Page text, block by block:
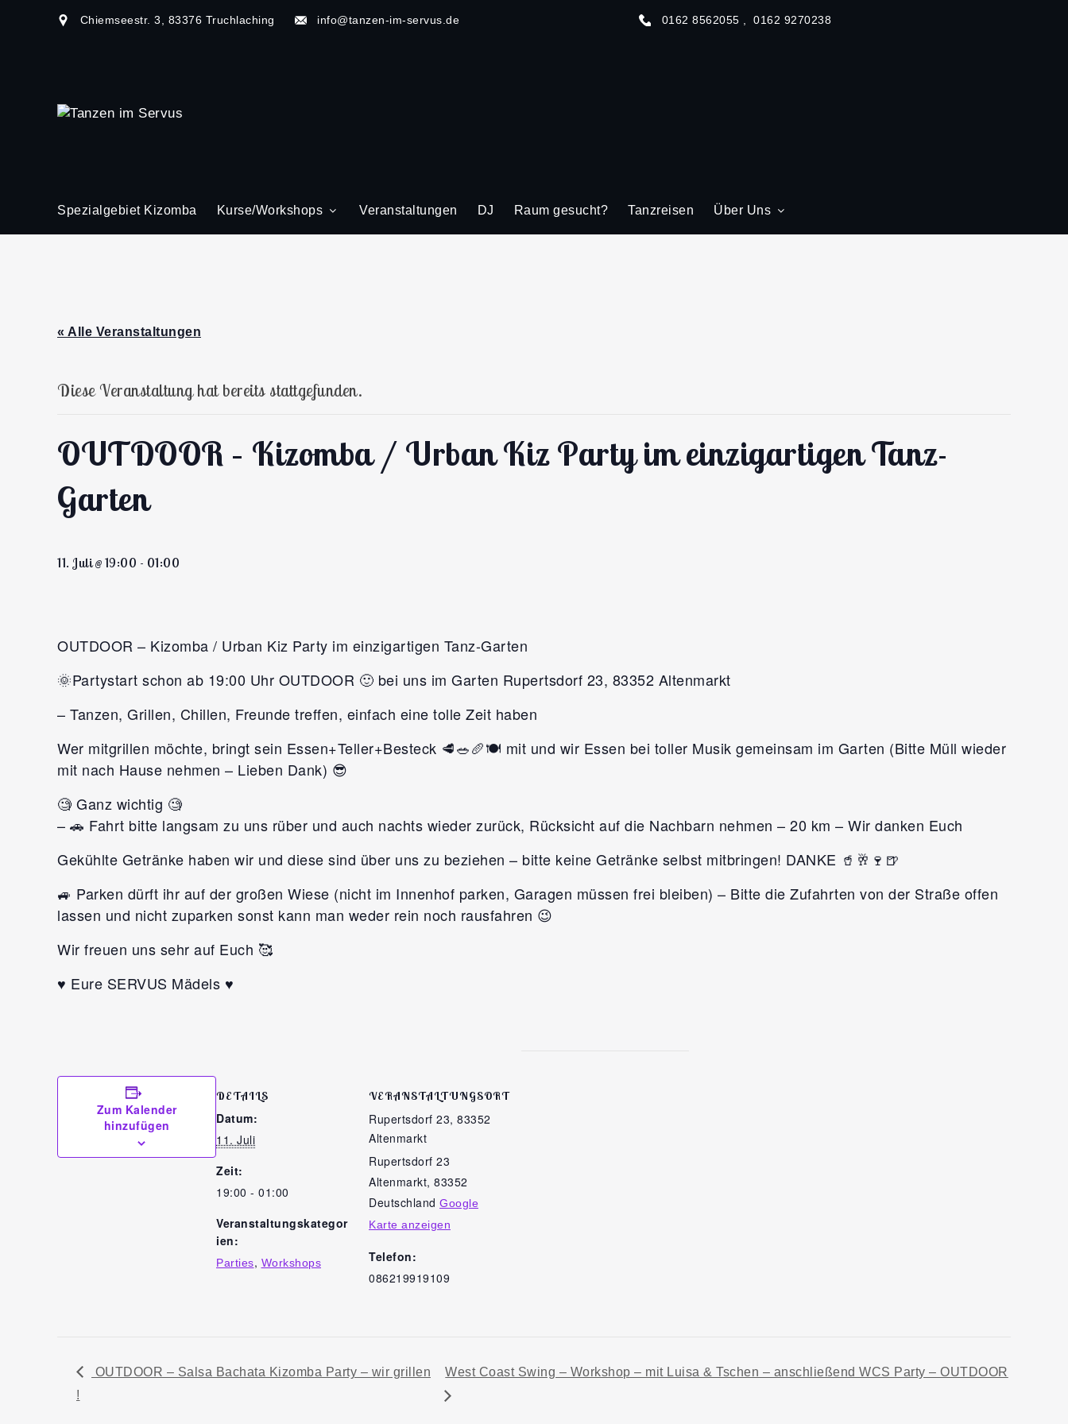
Chiemseestr. 3, 83376 Truchlaching info@tanzen-im-servus.de 0162 8562055 0162 9270238
Spezialgebiet Kizomba Kurse/Workshops Veranstaltungen DJ Raum gesucht? Tanzreisen Über Uns
« Alle Veranstaltungen
Diese Veranstaltung hat bereits stattgefunden.
OUTDOOR – Kizomba / Urban Kiz Party im einzigartigen Tanz-
Garten
11. Juli @ 19:00 - 01:00
OUTDOOR – Kizomba / Urban Kiz Party im einzigartigen Tanz-Garten
🌞Partystart schon ab 19:00 Uhr OUTDOOR 🙂 bei uns im Garten Rupertsdorf 23, 83352 Altenmarkt
– Tanzen, Grillen, Chillen, Freunde treffen, einfach eine tolle Zeit haben
Wer mitgrillen möchte, bringt sein Essen+Teller+Besteck 🥩🥗🥖🍽️ mit und wir Essen bei toller Musik gemeinsam im Garten (Bitte Müll wieder
mit nach Hause nehmen – Lieben Dank) 😎
🧐 Ganz wichtig 🧐
– 🚗 Fahrt bitte langsam zu uns rüber und auch nachts wieder zurück, Rücksicht auf die Nachbarn nehmen – 20 km – Wir danken Euch
Gekühlte Getränke haben wir und diese sind über uns zu beziehen – bitte keine Getränke selbst mitbringen! DANKE 🥤🥂🍷🍺
🚙 Parken dürft ihr auf der großen Wiese (nicht im Innenhof parken, Garagen müssen frei bleiben) – Bitte die Zufahrten von der Straße offen
lassen und nicht zuparken sonst kann man weder rein noch rausfahren 😉
Wir freuen uns sehr auf Euch 🥰
♥️ Eure SERVUS Mädels ♥️
Zum Kalender
hinzufügen
DETAILS
Datum:
11. Juli
Zeit:
19:00 - 01:00
Veranstaltungskategor
ien:
Parties, Workshops
VERANSTALTUNGSORT
Rupertsdorf 23, 83352
Altenmarkt
Rupertsdorf 23
Altenmarkt, 83352
Deutschland Google
Karte anzeigen
Telefon:
086219919109
OUTDOOR – Salsa Bachata Kizomba Party – wir grillen
!
West Coast Swing – Workshop – mit Luisa & Tschen – anschließend WCS Party – OUTDOOR